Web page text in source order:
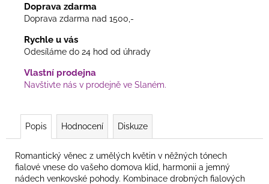
Doprava zdarma
Doprava zdarma nad 1500,-
Rychle u vás
Odesíláme do 24 hod od úhrady
Vlastní prodejna
Navštivte nás v prodejně ve Slaném.
Popis Hodnocení Diskuze
Romantický věnec z umělých květin v něžných tónech
fialové vnese do vašeho domova klid, harmonii a jemný
nádech venkovské pohody. Kombinace drobných fialových